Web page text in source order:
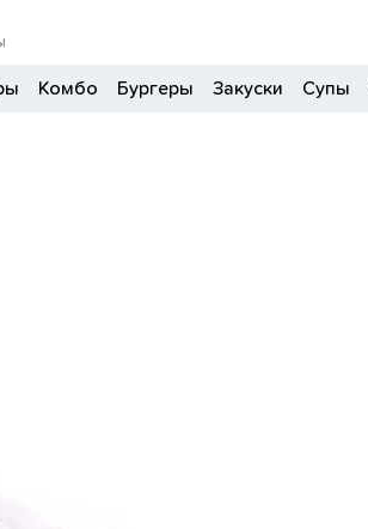
Комбо Бургеры Закуски Супы